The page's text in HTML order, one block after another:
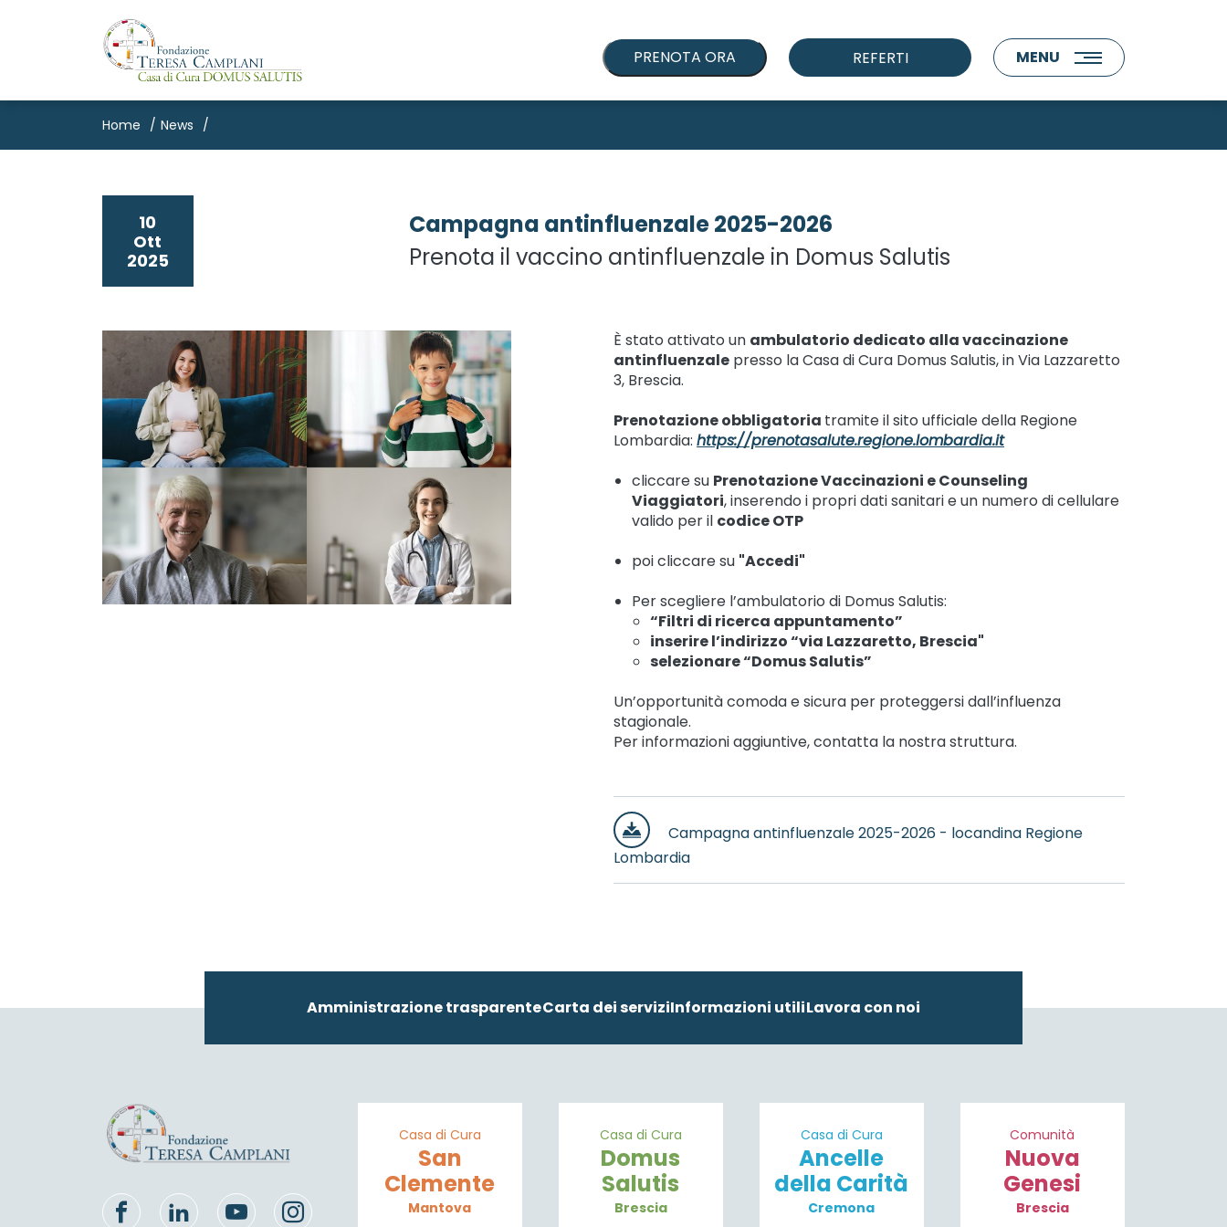
PRENOTA ORA REFERTI MENU
Home News
10
Ott
2025
Campagna antinfluenzale 2025-2026
Prenota il vaccino antinfluenzale in Domus Salutis
È stato attivato un ambulatorio dedicato alla vaccinazione
antinfluenzalepresso la Casa di Cura Domus Salutis, in Via Lazzaretto
3, Brescia.
Prenotazione obbligatoria tramite il sito ufficiale della Regione
Lombardia: https://prenotasalute.regione.lombardia.it
cliccare su Prenotazione Vaccinazioni e Counseling
Viaggiatori, inserendo i propri dati sanitari e un numero di cellulare
valido per il codice OTP
poi cliccare su "Accedi"
Per scegliere l’ambulatorio di Domus Salutis:
“Filtri di ricerca appuntamento”
inserire l’indirizzo “via Lazzaretto, Brescia"
selezionare “Domus Salutis”
Un’opportunità comoda e sicura per proteggersi dall’influenza
stagionale.
Per informazioni aggiuntive, contatta la nostra struttura.
Campagna antinfluenzale 2025-2026 - locandina Regione
Lombardia
Amministrazione trasparenteCarta dei serviziInformazioni utiliLavora con noi
Casa di Cura
San
Clemente
Mantova
Casa di Cura
Domus
Salutis
Brescia
Casa di Cura
Ancelle
della Carità
Cremona
Comunità
Nuova
Genesi
Brescia